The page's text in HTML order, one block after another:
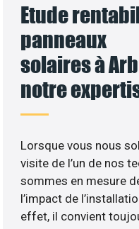
Etude
panneaux
solaires à
notre
Lorsque vous nous
visite de l’un de nos
sommes en mesure
l’impact de
effet, il convient